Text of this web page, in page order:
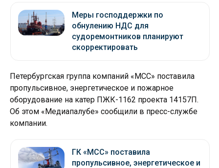
Меры господдержки по
обнулению НДС для
судоремонтников планируют
скорректировать
Петербургская группа компаний «МСС» поставила
пропульсивное, энергетическое и пожарное
оборудование на катер ПЖК-1162 проекта 14157П.
Об этом «Медиапалубе» сообщили в пресс-службе
компании.
ГК «МСС» поставила
пропульсивное, энергетическое и